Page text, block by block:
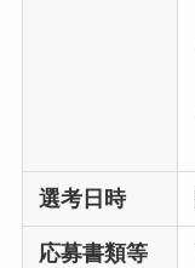
選考日時
応募書類等